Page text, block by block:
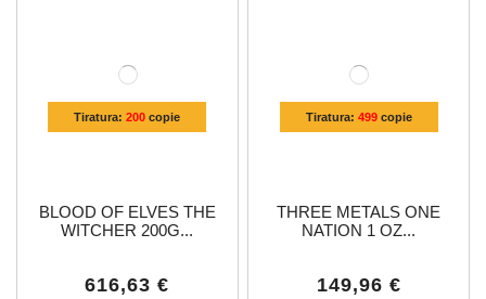
Tiratura:200 copie
BLOOD OF ELVES THE
WITCHER 200G...
616,63 €
Tiratura: 499copie
THREE METALS ONE
NATION 1 OZ...
149,96 €